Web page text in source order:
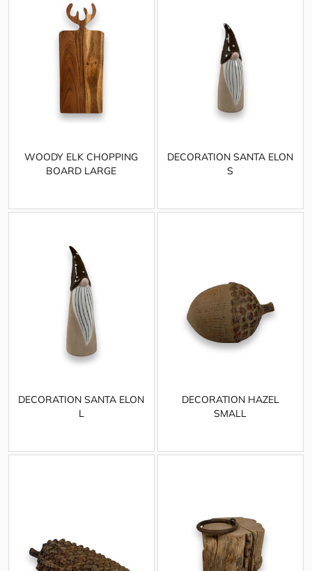
WOODY ELK CHOPPING
BOARD LARGE
DECORATION SANTA ELON
S
DECORATION SANTA ELON
L
DECORATION HAZEL
SMALL